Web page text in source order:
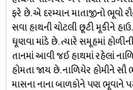
ફરે છે. એ દરમ્યાન માતાજીનો ભૂવો
સવા હાથની ચોટલી છૂટી મૂકીને
ધૂણવા માંડે છે. ત્યારે સમૂહમાં હોળીની
તાનમાં આવી જઈ હાથમાં રહેલાં
હોમતા જાય છે. નાળિયેર હોમીને
માસના નાના બાળકોને પણ ભૂવાને